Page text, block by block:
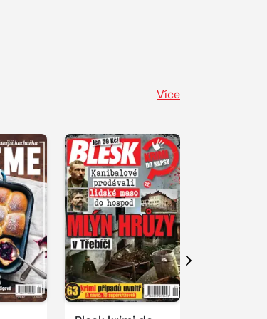
Více
Další